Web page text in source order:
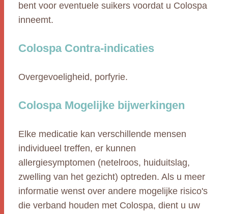
bent voor eventuele suikers voordat u Colospa
inneemt.
Colospa Contra-indicaties
Overgevoeligheid, porfyrie.
Colospa Mogelijke bijwerkingen
Elke medicatie kan verschillende mensen
individueel treffen, er kunnen
allergiesymptomen (netelroos, huiduitslag,
zwelling van het gezicht) optreden. Als u meer
informatie wenst over andere mogelijke risico's
die verband houden met Colospa, dient u uw